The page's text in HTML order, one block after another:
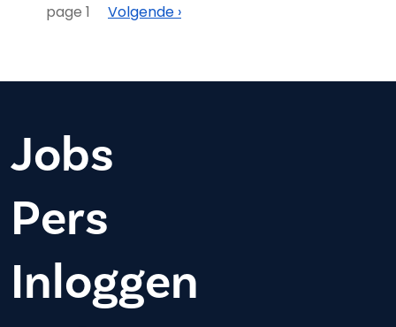
Paginering
page 1 Volgende
Volgende ›
Jobs
Pers
Inloggen